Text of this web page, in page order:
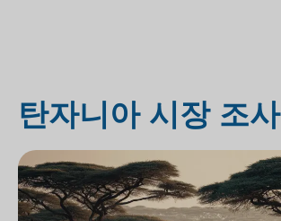
탄자니아 시장 조사